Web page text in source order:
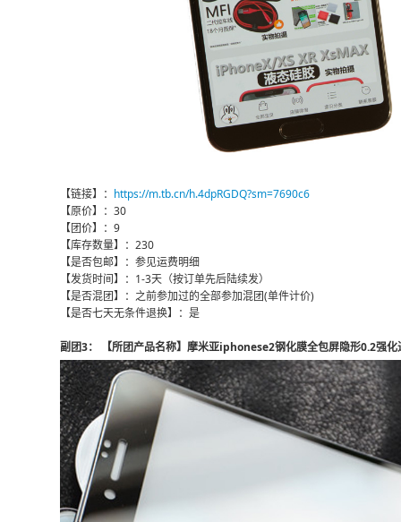
【链接】： https://m.tb.cn/h.4dpRGDQ?sm=7690c6
【原价】：30
【团价】：9
【库存数量】：230
【是否包邮】：参见运费明细
【发货时间】：1-3天（按订单先后陆续发）
【是否混团】：之前参加过的全部参加混团(单件计价)
【是否七天无条件退换】：是
副团3： 【所团产品名称】摩米亚iphonese2钢化膜全包屏隐形0.2强